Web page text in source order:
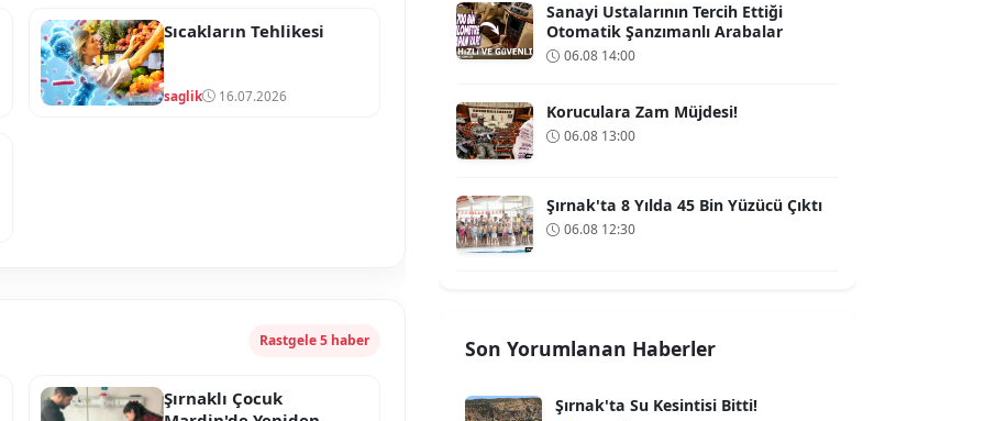
Sıcakların Tehlikesi
saglik 16.07.2026
Rastgele 5 haber
Şırnaklı Çocuk
Sanayi Ustalarının Tercih Ettiği
Otomatik Şanzımanlı Arabalar
06.08 14:00
Koruculara Zam Müjdesi!
06.08 13:00
Şırnak'ta 8 Yılda 45 Bin Yüzücü Çıktı
06.08 12:30
Son Yorumlanan Haberler
Şırnak'ta Su Kesintisi Bitti!